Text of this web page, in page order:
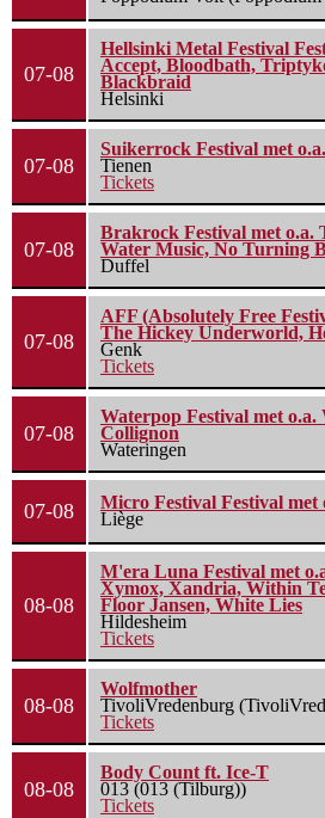
07-08
Hellsinki Metal Festival
Accept, Bloodbath,
Blackbraid
Helsinki
07-08
Suikerrock Festival met
Tienen
Tickets
07-08
Brakrock Festival met o.a.
Water Music, No Turning
Duffel
07-08
AFF (Absolutely Free
The Hickey Underworld,
Genk
Tickets
07-08
Waterpop Festival met o.a.
Collignon
Wateringen
07-08
Micro Festival Festival met
Liège
08-08
M'era Luna Festival met
Xymox, Xandria, Within
Floor Jansen, White Lies
Hildesheim
Tickets
08-08
Wolfmother
TivoliVredenburg
Tickets
08-08
Body Count ft. Ice-T
013 (013 (Tilburg))
Tickets